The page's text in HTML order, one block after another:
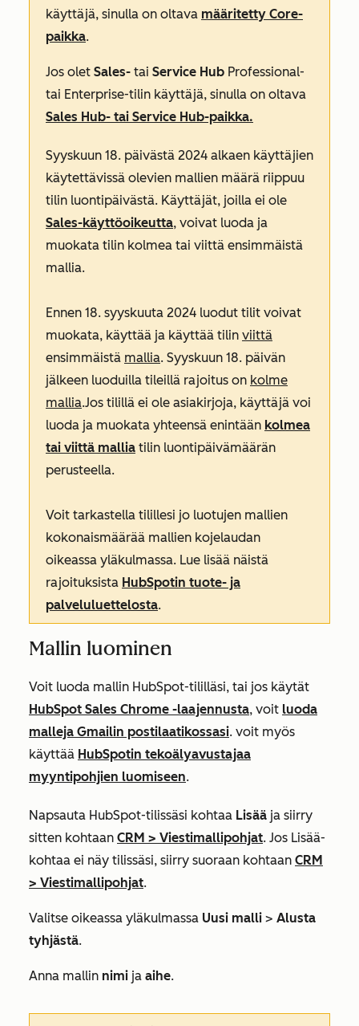
käyttäjä, sinulla on oltava määritetty Core-
paikka.
Jos olet Sales- tai Service Hub Professional-
tai Enterprise-tilin käyttäjä, sinulla on oltava
Sales Hub- tai Service Hub-paikka.
Syyskuun 18. päivästä 2024 alkaen käyttäjien
käytettävissä olevien mallien määrä riippuu
tilin luontipäivästä. Käyttäjät, joilla ei ole
Sales-käyttöoikeutta, voivat luoda ja
muokata tilin kolmea tai viittä ensimmäistä
mallia.
Ennen 18. syyskuuta 2024 luodut tilit voivat
muokata, käyttää ja käyttää tilin viittä
ensimmäistä mallia. Syyskuun 18. päivän
jälkeen luoduilla tileillä rajoitus on kolme
mallia.Jos tilillä ei ole asiakirjoja, käyttäjä voi
luoda ja muokata yhteensä enintään kolmea
tai viittä mallia tilin luontipäivämäärän
perusteella.
Voit tarkastella tilillesi jo luotujen mallien
kokonaismäärää mallien kojelaudan
oikeassa yläkulmassa. Lue lisää näistä
rajoituksista HubSpotin tuote- ja
palveluluettelosta.
Mallin luominen
Voit luoda mallin HubSpot-tililläsi, tai jos käytät
HubSpot Sales Chrome -laajennusta, voit luoda
malleja Gmailin postilaatikossasi. voit myös
käyttää HubSpotin tekoälyavustajaa
myyntipohjien luomiseen.
Napsauta HubSpot-tilissäsi kohtaa Lisää ja siirry
sitten kohtaan CRM > Viestimallipohjat. Jos Lisää-
kohtaa ei näy tilissäsi, siirry suoraan kohtaan CRM
> Viestimallipohjat.
Valitse oikeassa yläkulmassa Uusi malli > Alusta
tyhjästä.
Anna mallin nimi ja aihe.